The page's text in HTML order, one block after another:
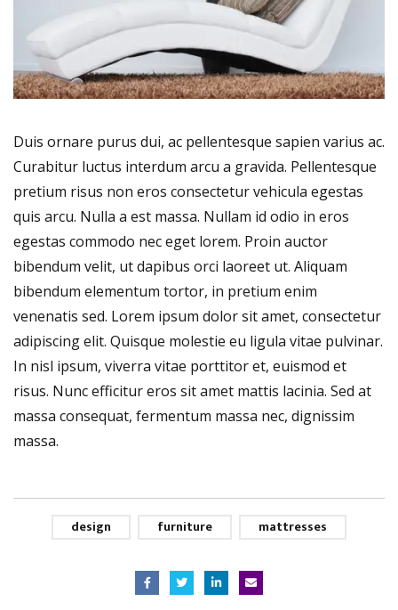
Duis ornare purus dui, ac pellentesque sapien varius ac.
Curabitur luctus interdum arcu a gravida. Pellentesque
pretium risus non eros consectetur vehicula egestas
quis arcu. Nulla a est massa. Nullam id odio in eros
egestas commodo nec eget lorem. Proin auctor
bibendum velit, ut dapibus orci laoreet ut. Aliquam
bibendum elementum tortor, in pretium enim
venenatis sed. Lorem ipsum dolor sit amet, consectetur
adipiscing elit. Quisque molestie eu ligula vitae pulvinar.
In nisl ipsum, viverra vitae porttitor et, euismod et
risus. Nunc efficitur eros sit amet mattis lacinia. Sed at
massa consequat, fermentum massa nec, dignissim
massa.
design furniture mattresses